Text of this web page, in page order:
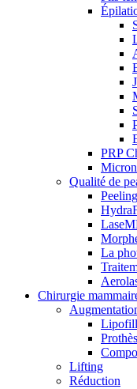
PRP
Qualité de
Peeling
La
Chirurgie
Lifting
Réduction